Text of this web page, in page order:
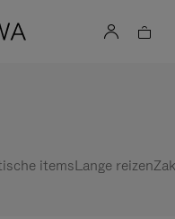
itemsLange reizen